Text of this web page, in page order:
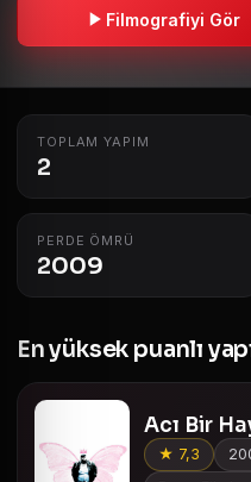
Filmografiyi Gör
TOPLAM YAPIM
2
PERDE ÖMRÜ
2009
En yüksek puanlı
Acı Bir
★ 7,3